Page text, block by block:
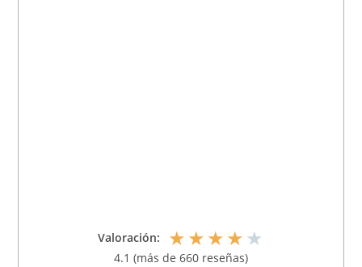
Valoración: ★★★★★
4.1 (más de 660 reseñas)